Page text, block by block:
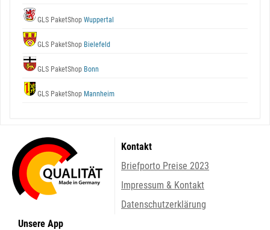
GLS PaketShop Wuppertal
GLS PaketShop Bielefeld
GLS PaketShop Bonn
GLS PaketShop Mannheim
Kontakt
Briefporto Preise 2023
Impressum & Kontakt
Datenschutzerklärung
Unsere App